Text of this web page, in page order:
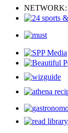
NETWORK: